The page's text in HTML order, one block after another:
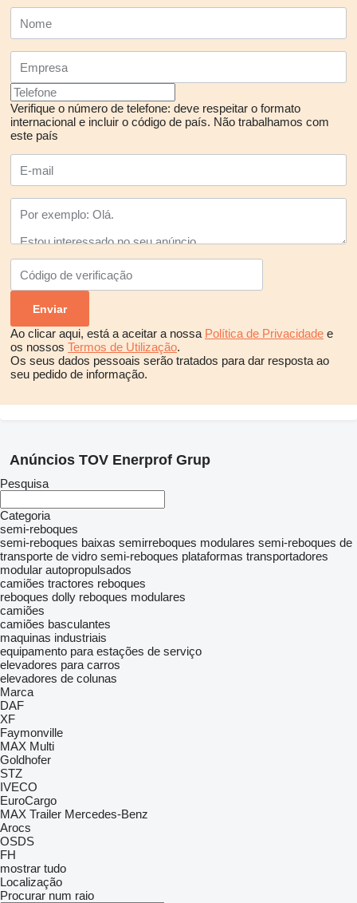
Verifique o número de telefone: deve respeitar o formato
internacional e incluir o código de país. Não trabalhamos com
este país
Ao clicar aqui, está a aceitar a nossa Política de Privacidade e
os nossos Termos de Utilização.
Os seus dados pessoais serão tratados para dar resposta ao
seu pedido de informação.
Anúncios TOV Enerprof Grup
Pesquisa
Categoria
semi-reboques
semi-reboques baixas semirreboques modulares semi-reboques de
transporte de vidro semi-reboques plataformas transportadores
modular autopropulsados
camiões tractores reboques
reboques dolly reboques modulares
camiões
camiões basculantes
maquinas industriais
equipamento para estações de serviço
elevadores para carros
elevadores de colunas
Marca
DAF
XF
Faymonville
MAX Multi
Goldhofer
STZ
IVECO
EuroCargo
MAX Trailer Mercedes-Benz
Arocs
OSDS
FH
mostrar tudo
Localização
Procurar num raio